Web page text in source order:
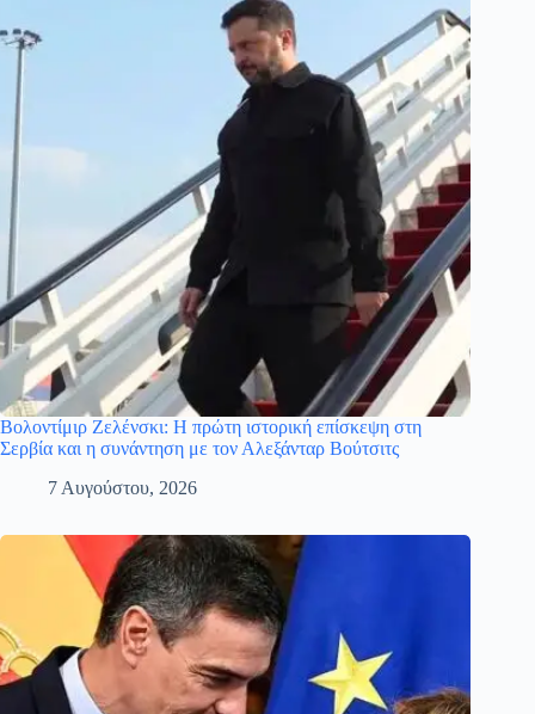
Βολοντίμιρ Ζελένσκι: Η πρώτη ιστορική επίσκεψη στη
Σερβία και η συνάντηση με τον Αλεξάνταρ Βούτσιτς
7 Αυγούστου, 2026